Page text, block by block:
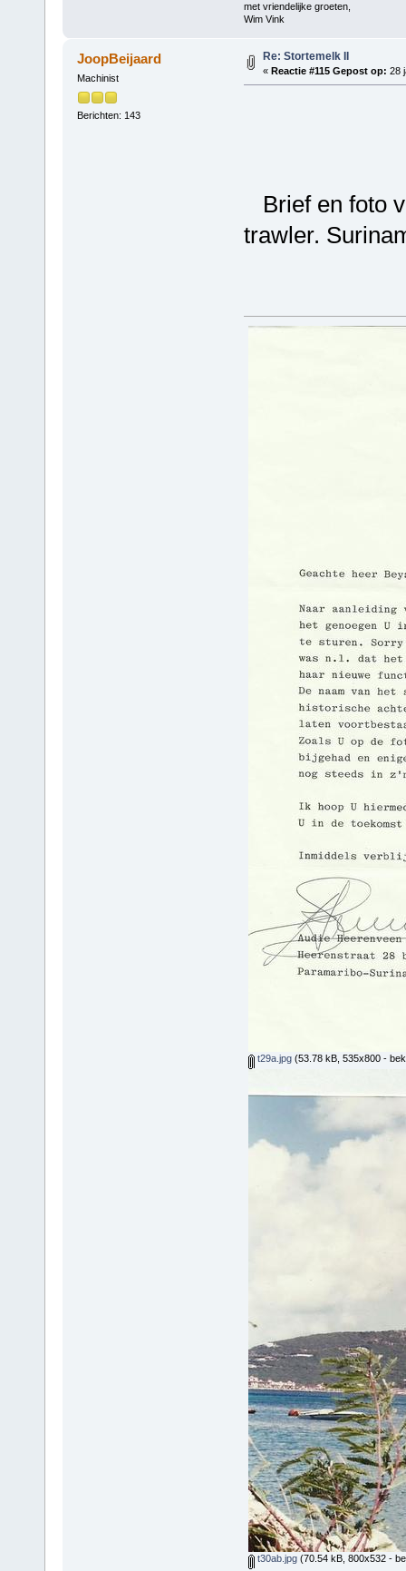
met vriendelijke groeten,
Wim Vink
JoopBeijaard
Machinist
Berichten: 143
Re: Stortemelk II
« Reactie #115 Gepost op: 28
Brief en foto
trawler.
t29a.jpg(53.78 kB, 535x800 -
t30ab.jpg(70.54 kB, 800x532 -